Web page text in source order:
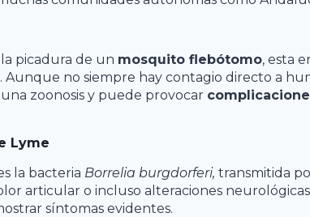
picadura de un mosquito flebótomo, esta
Aunque no siempre hay contagio directo a
zoonosis y puede provocar
Lyme
la bacteria Borrelia burgdorferi, transmitida
articular o incluso alteraciones
síntomas evidentes.